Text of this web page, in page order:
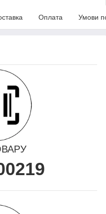
Оплата Умови